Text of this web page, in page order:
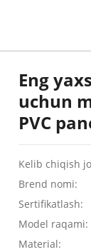
Eng
uchun
PVC
Kelib chiqish
Brend nomi:
Sertifikatlash:
Model raqami:
Material: